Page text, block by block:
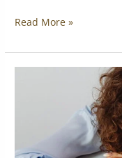
Read More »
préstamos
de